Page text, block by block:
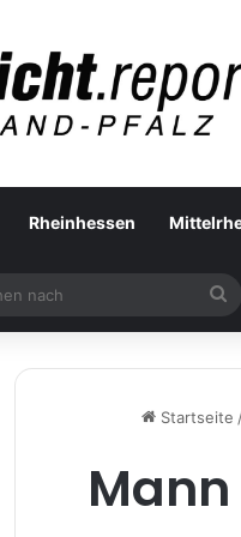
Rheinhessen
Startseite